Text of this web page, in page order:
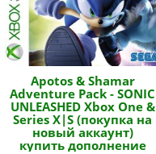
Apotos & Shamar
Adventure Pack - SONIC
UNLEASHED Xbox One &
Series X|S (покупка на
новый аккаунт)
купить дополнение